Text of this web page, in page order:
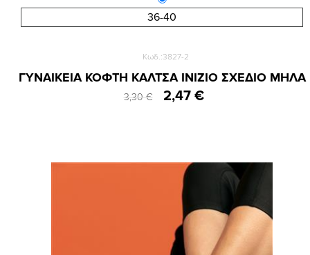
36-40
Κωδ.:3827-2
ΓΥΝΑΙΚΕΙΑ ΚΟΦΤΗ ΚΑΛΤΣΑ INIZIO ΣΧΕΔΙΟ ΜΗΛΑ
3,30 € 2,47 €